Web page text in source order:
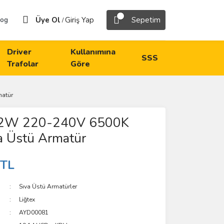
Üye Ol /Giriş Yap Sepetim
Driver
Trafolar
Kullanımına
Göre
SSS
220-240V 6500K
Üstü Armatür
Sıva Üstü Armatürler
Liğtex
AYD00081